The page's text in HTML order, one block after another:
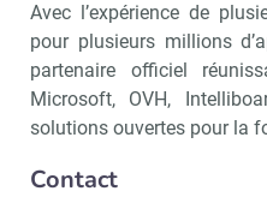
Avec l’expérience de
pour plusieurs millions
partenaire officiel
Microsoft, OVH,
solutions ouvertes pour la
Contact